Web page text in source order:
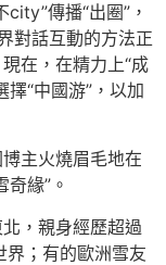
傳播“出圈”，
對話互動的方法正
在，在精力上“成
“中國游”，以加
主火燒眉毛地在
緣”。
，親身經歷超過
；有的歐洲雪友